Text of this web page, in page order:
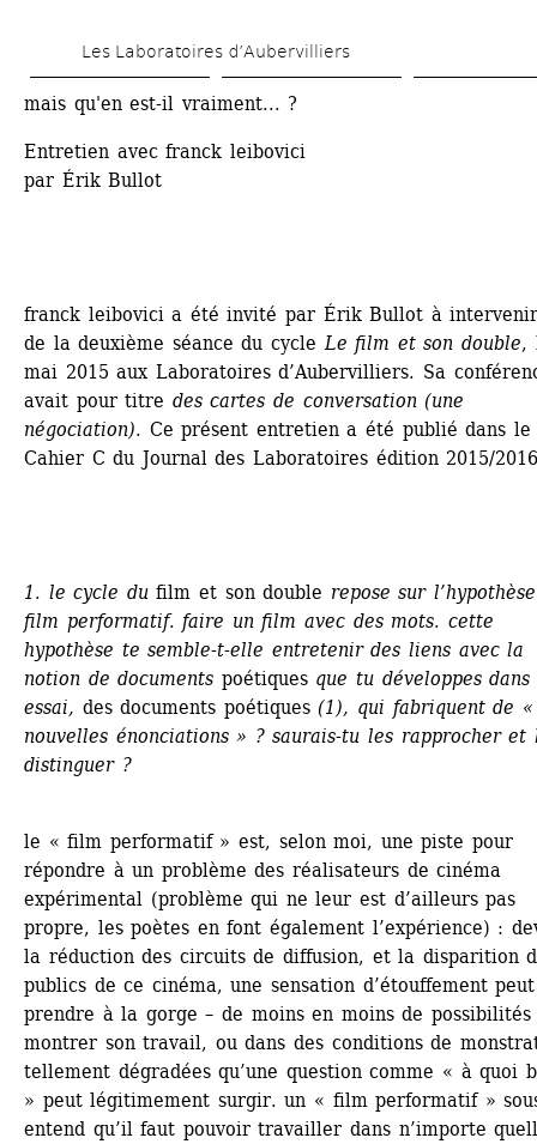
au
contenu
Les Laboratoires d’Aubervilliers
mais qu'en est-il vraiment... ?
Entretien avec franck leibovici
par Érik Bullot
franck leibovici a été invité par Érik Bullot à
de la deuxième séance du cycle Le film et son double,
mai 2015 aux Laboratoires d’Aubervilliers. Sa
avait pour titre des cartes de conversation (une
négociation). Ce présent entretien a été publié dans le
Cahier C du Journal des Laboratoires édition 2015/
1. le cycle du film et son double repose sur
film performatif. faire un film avec des mots. cette
hypothèse te semble-t-elle entretenir des liens avec la
notion de documents poétiquesque tu développes dans
essai, des documents poétiques(1), qui fabriquent de «
nouvelles énonciations » ? saurais-tu les rapprocher et
distinguer ?
le « film performatif » est, selon moi, une piste pour
répondre à un problème des réalisateurs de cinéma
expérimental (problème qui ne leur est d’ailleurs pas
propre, les poètes en font également l’expérience) :
la réduction des circuits de diffusion, et la disparition
publics de ce cinéma, une sensation d’étouffement peut
prendre à la gorge – de moins en moins de possibilités
montrer son travail, ou dans des conditions de
tellement dégradées qu’une question comme « à quoi
» peut légitimement surgir. un « film performatif »
entend qu’il faut pouvoir travailler dans n’importe